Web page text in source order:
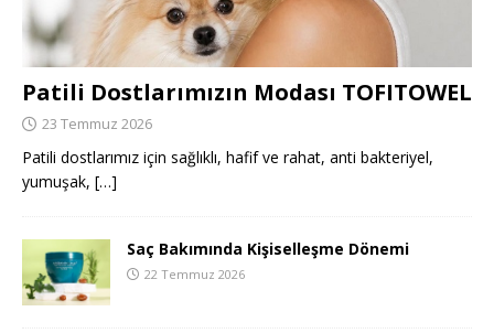
Patili Dostlarımızın Modası TOFITOWEL
23 Temmuz 2026
Patili dostlarımız için sağlıklı, hafif ve rahat, anti bakteriyel,
yumuşak, […]
Saç Bakımında Kişiselleşme Dönemi
22 Temmuz 2026